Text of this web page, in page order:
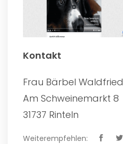
Kontakt
Frau Bärbel Waldfried
Am Schweinemarkt 8
31737 Rinteln
Weiterempfehlen: